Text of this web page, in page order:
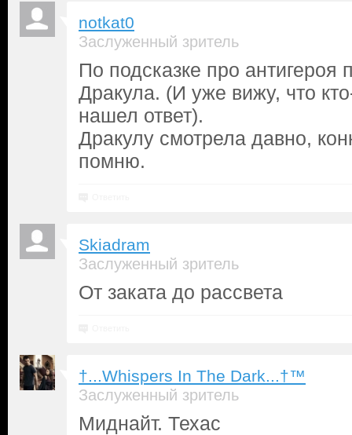
notkat0
Заслуженный зритель
По подсказке про антигероя
Дракула. (И уже вижу, что
нашел ответ).
Дракулу смотрела давно,
помню.
Skiadram
Заслуженный зритель
От заката до рассвета
†...Whispers In The Dark...†™
Заслуженный зритель
Миднайт. Техас